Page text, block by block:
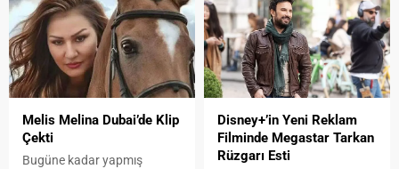
Melis Melina Dubai’de Klip
Çekti
Bugüne kadar yapmış
Disney+’in Yeni Reklam
Filminde Megastar Tarkan
Rüzgarı Esti